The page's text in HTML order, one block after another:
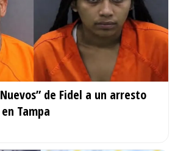
de Fidel a un arresto
Tampa